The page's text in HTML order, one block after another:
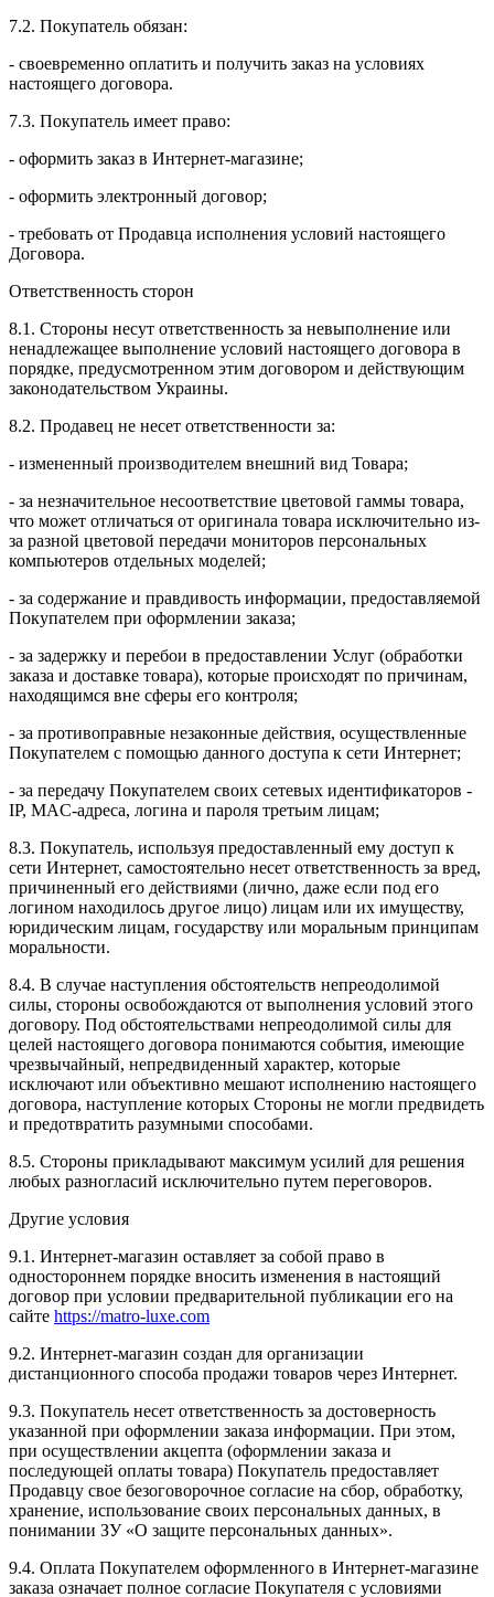
7.2. Покупатель обязан:
- своевременно оплатить и получить заказ на условиях
настоящего договора.
7.3. Покупатель имеет право:
- оформить заказ в Интернет-магазине;
- оформить электронный договор;
- требовать от Продавца исполнения условий настоящего
Договора.
Ответственность сторон
8.1. Стороны несут ответственность за невыполнение или
ненадлежащее выполнение условий настоящего договора в
порядке, предусмотренном этим договором и действующим
законодательством Украины.
8.2. Продавец не несет ответственности за:
- измененный производителем внешний вид Товара;
- за незначительное несоответствие цветовой гаммы товара,
что может отличаться от оригинала товара исключительно из-
за разной цветовой передачи мониторов персональных
компьютеров отдельных моделей;
- за содержание и правдивость информации, предоставляемой
Покупателем при оформлении заказа;
- за задержку и перебои в предоставлении Услуг (обработки
заказа и доставке товара), которые происходят по причинам,
находящимся вне сферы его контроля;
- за противоправные незаконные действия, осуществленные
Покупателем с помощью данного доступа к сети Интернет;
- за передачу Покупателем своих сетевых идентификаторов -
IP, MAC-адреса, логина и пароля третьим лицам;
8.3. Покупатель, используя предоставленный ему доступ к
сети Интернет, самостоятельно несет ответственность за вред,
причиненный его действиями (лично, даже если под его
логином находилось другое лицо) лицам или их имуществу,
юридическим лицам, государству или моральным принципам
моральности.
8.4. В случае наступления обстоятельств непреодолимой
силы, стороны освобождаются от выполнения условий этого
договору. Под обстоятельствами непреодолимой силы для
целей настоящего договора понимаются события, имеющие
чрезвычайный, непредвиденный характер, которые
исключают или объективно мешают исполнению настоящего
договора, наступление которых Стороны не могли предвидеть
и предотвратить разумными способами.
8.5. Стороны прикладывают максимум усилий для решения
любых разногласий исключительно путем переговоров.
Другие условия
9.1. Интернет-магазин оставляет за собой право в
одностороннем порядке вносить изменения в настоящий
договор при условии предварительной публикации его на
сайте https://matro-luxe.com
9.2. Интернет-магазин создан для организации
дистанционного способа продажи товаров через Интернет.
9.3. Покупатель несет ответственность за достоверность
указанной при оформлении заказа информации. При этом,
при осуществлении акцепта (оформлении заказа и
последующей оплаты товара) Покупатель предоставляет
Продавцу свое безоговорочное согласие на сбор, обработку,
хранение, использование своих персональных данных, в
понимании ЗУ «О защите персональных данных».
9.4. Оплата Покупателем оформленного в Интернет-магазине
заказа означает полное согласие Покупателя с условиями